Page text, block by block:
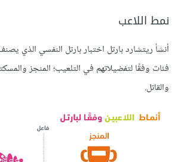
نمط اللاعب
أنشأ ريتشارد بارتل اختبار بارتل النفسي الذي
فئات وفقًا لتفضيلاتهم في التلعيب؛ المنجز
والقاتل.